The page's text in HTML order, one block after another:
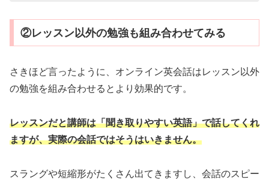
②レッスン以外の勉強も組み合わせてみる
さきほど言ったように、オンライン英会話はレッスン以外
の勉強を組み合わせるとより効果的です。
レッスンだと講師は「聞き取りやすい英語」で話してくれ
ますが、実際の会話ではそうはいきません。
スラングや短縮形がたくさん出てきますし、会話のスピー